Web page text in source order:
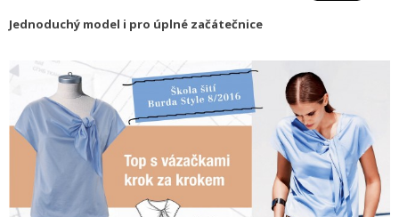
Jednoduchý model i pro úplné začátečnice